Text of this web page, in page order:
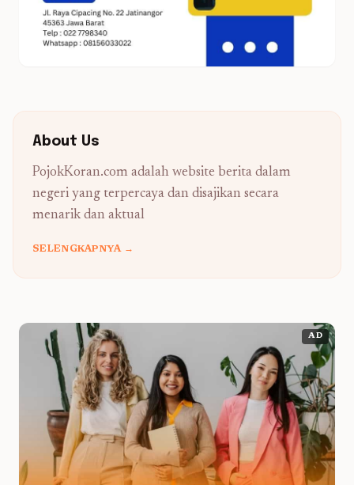
About Us
PojokKoran.com adalah website berita dalam
negeri yang terpercaya dan disajikan secara
menarik dan aktual
SELENGKAPNYA →
AD